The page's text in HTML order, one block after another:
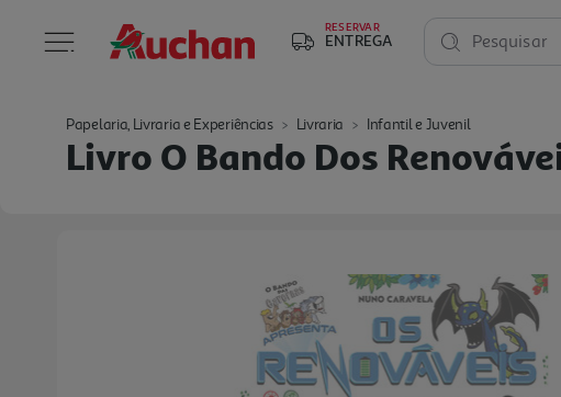
RESERVAR
ENTREGA Pesquisar
Papelaria, Livraria e Experiências Livraria Infantil e Juvenil
Livro O Bando Dos